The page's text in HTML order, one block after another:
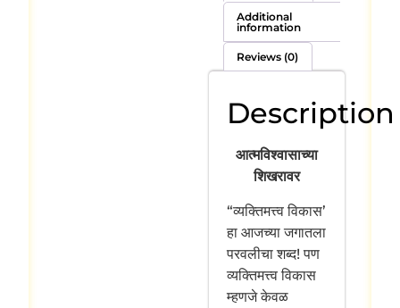
Additional
information
Reviews (0)
Description
आत्मविश्वासाच्या
शिखरावर
“व्यक्तिमत्त्व विकास’
हा आजच्या जगातला
परवलीचा शब्द! पण
व्यक्तिमत्त्व विकास
म्हणजे केवळ